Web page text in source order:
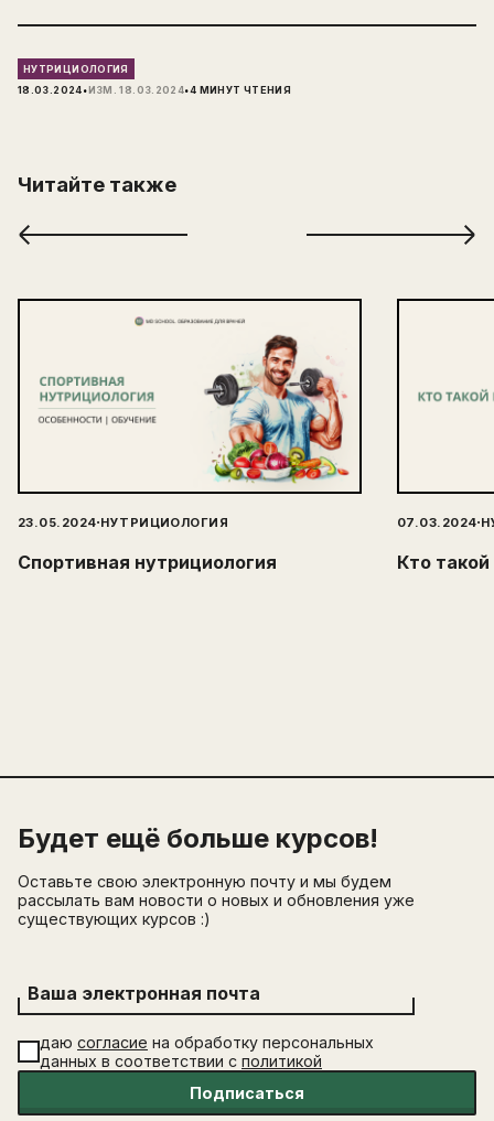
НУТРИЦИОЛОГИЯ
18.03.2024·ИЗМ.18.03.2024·4 МИНУТ ЧТЕНИЯ
Читайте также
23.05.2024·НУТРИЦИОЛОГИЯ
Спортивная нутрициология
07.03.2024·
Кто
Будет ещё больше курсов!
Оставьте свою электронную почту и мы будем
рассылать вам новости о новых и обновления уже
существующих курсов :)
Ваша электронная почта
даю согласие на обработку персональных
данных в соответствии с политикой
Подписаться